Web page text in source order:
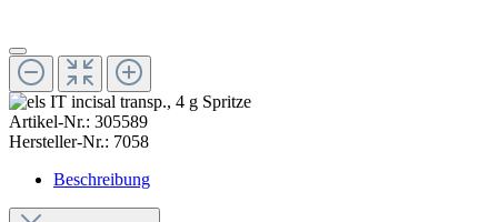
Artikel-Nr.: 305589
Hersteller-Nr.: 7058
Beschreibung